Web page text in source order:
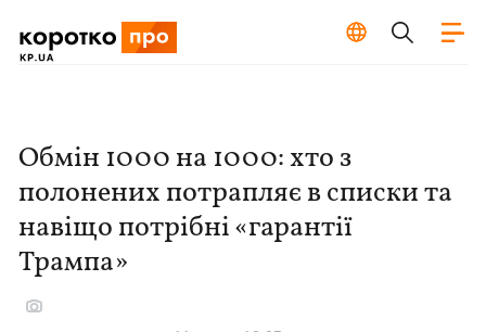
Обмін 1000 на 1000: хто з
полонених потрапляє в списки та
навіщо потрібні «гарантії
Трампа»